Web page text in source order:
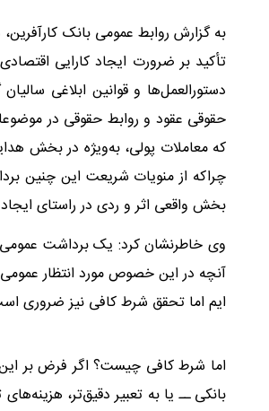
به گزارش روابط عمومی بانک
تأکید بر ضرورت ایجاد کارایی
دستورالعمل‌ها و قوانین ابلاغی
حقوقی عقود و روابط حقوقی در
که معاملات پولی، به‌ویژه در بخش
چراکه از منویات شریعت این چنین
بخش واقعی اثر و ردی در راستای
وی خاطرنشان کرد: یک برداشت عمومی
آنچه در این خصوص مورد انتظار
ایم اما تحقق شرط کافی نیز ضروری
اما شرط کافی چیست؟ اگر فرض بر این
بانکی ــ یا به تعبیر دقیق‌تر،